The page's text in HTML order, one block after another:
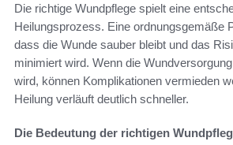
Die richtige Wundpflege spielt eine
Heilungsprozess. Eine ordnungsgemäße
dass die Wunde sauber bleibt und das
minimiert wird. Wenn die
wird, können Komplikationen vermieden
Heilung verläuft deutlich schneller.
Die Bedeutung der richtigen